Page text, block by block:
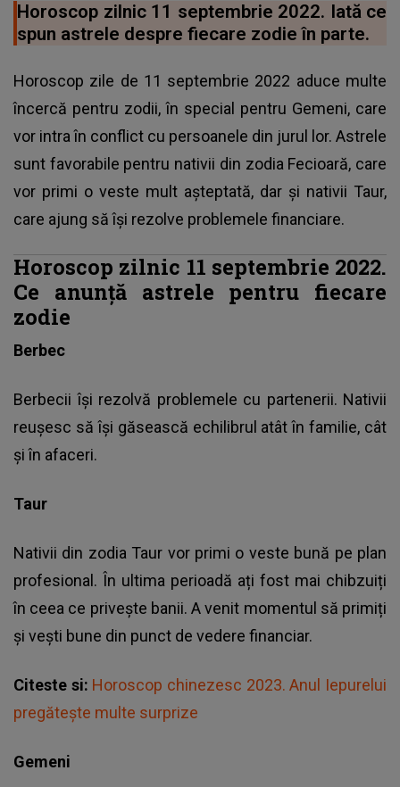
Horoscop zilnic 11 septembrie 2022. Iată ce
spun astrele despre fiecare zodie în parte.
Horoscop zile de 11 septembrie 2022 aduce multe
încercă pentru zodii, în special pentru Gemeni, care
vor intra în conflict cu persoanele din jurul lor. Astrele
sunt favorabile pentru nativii din zodia Fecioară, care
vor primi o veste mult așteptată, dar și nativii Taur,
care ajung să își rezolve problemele financiare.
Horoscop zilnic 11 septembrie 2022.
Ce anunță astrele pentru fiecare
zodie
Berbec
Berbecii își rezolvă problemele cu partenerii. Nativii
reușesc să își găsească echilibrul atât în familie, cât
și în afaceri.
Taur
Nativii din zodia Taur vor primi o veste bună pe plan
profesional. În ultima perioadă ați fost mai chibzuiți
în ceea ce privește banii. A venit momentul să primiți
și vești bune din punct de vedere financiar.
Citeste si: Horoscop chinezesc 2023. Anul Iepurelui
pregătește multe surprize
Gemeni